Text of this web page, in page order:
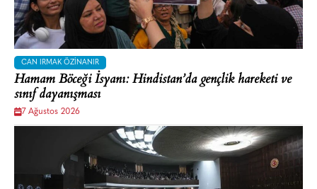
CAN IRMAK ÖZINANIR
Hamam Böceği İsyanı: Hindistan’da gençlik hareketi ve
sınıf dayanışması
7 Ağustos 2026